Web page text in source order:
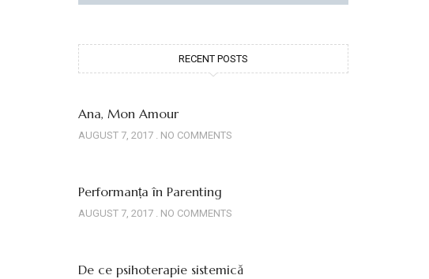
RECENT POSTS
Ana, Mon Amour
AUGUST 7, 2017 NO COMMENTS
Performanța în Parenting
AUGUST 7, 2017 NO COMMENTS
De ce psihoterapie sistemică